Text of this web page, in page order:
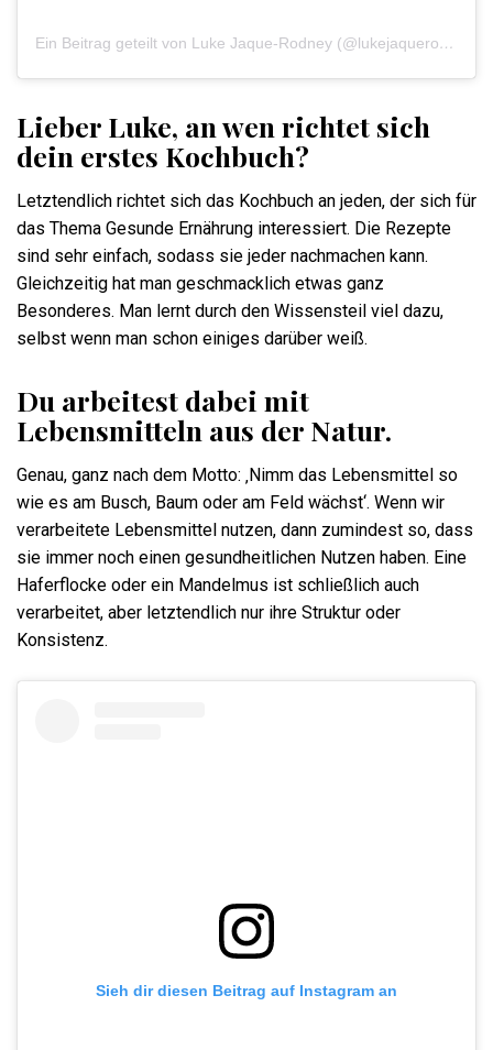
Ein Beitrag geteilt von Luke Jaque-Rodney (@lukejaquerodney)
Lieber Luke, an wen richtet sich
dein erstes Kochbuch?
Letztendlich richtet sich das Kochbuch an jeden, der sich für
das Thema Gesunde Ernährung interessiert. Die Rezepte
sind sehr einfach, sodass sie jeder nachmachen kann.
Gleichzeitig hat man geschmacklich etwas ganz
Besonderes. Man lernt durch den Wissensteil viel dazu,
selbst wenn man schon einiges darüber weiß.
Du arbeitest dabei mit
Lebensmitteln aus der Natur.
Genau, ganz nach dem Motto: ‚Nimm das Lebensmittel so
wie es am Busch, Baum oder am Feld wächst‘. Wenn wir
verarbeitete Lebensmittel nutzen, dann zumindest so, dass
sie immer noch einen gesundheitlichen Nutzen haben. Eine
Haferflocke oder ein Mandelmus ist schließlich auch
verarbeitet, aber letztendlich nur ihre Struktur oder
Konsistenz.
Sieh dir diesen Beitrag auf Instagram an